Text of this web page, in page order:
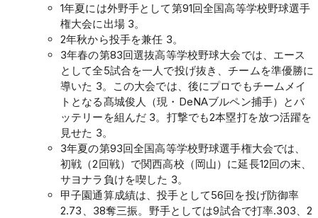
1年夏には外野手として第91回全国高等学校野球選手
権大会に出場 3。
2年秋から投手を兼任 3。
3年春の第83回選抜高等学校野球大会では、エース
として全5試合を一人で投げ抜き、チームを準優勝に
導いた 3。この大会では、後にプロでもチームメイ
トとなる髙城俊人（現・DeNAブルペン捕手）とバ
ッテリーを組んだ 3。打撃でも2本塁打を放つ活躍を
見せた 3。
3年夏の第93回全国高等学校野球選手権大会では、
初戦（2回戦）で関西高校（岡山）に延長12回の末、
サヨナラ負けを喫した 3。
甲子園通算成績は、投手として56回を投げ防御率
2.73、38奪三振。野手としては9試合で打率.303、2